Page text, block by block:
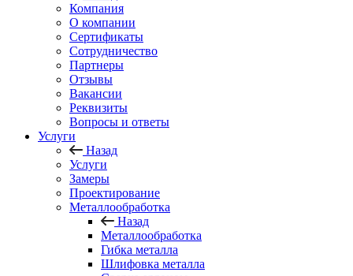
Компания
О компании
Сертификаты
Сотрудничество
Партнеры
Отзывы
Вакансии
Реквизиты
Вопросы и ответы
Услуги
Назад
Услуги
Замеры
Проектирование
Металлообработка
Назад
Металлообработка
Гибка металла
Шлифовка металла